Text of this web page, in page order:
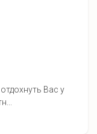
Вас у